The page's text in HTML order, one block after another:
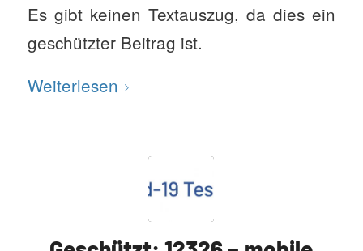
Es gibt keinen Textauszug, da dies ein
geschützter Beitrag ist.
Weiterlesen